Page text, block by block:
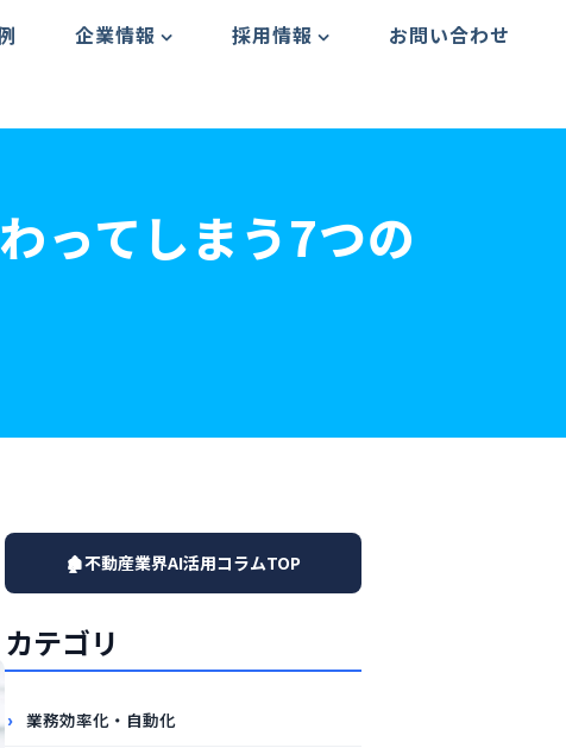
企業情報 採用情報 お問い合わせ
ってしまう7つの
🏚️不動産業界AI活用コラムTOP
カテゴリ
業務効率化・自動化